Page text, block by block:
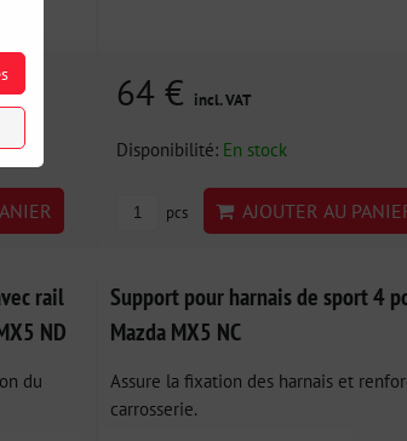
64 € incl. VAT
Disponibilité: En stock
pcs AJOUTER AU
rail
ND
du
Support pour harnais de sport 4
Mazda MX5 NC
Assure la fixation des harnais et
carrosserie.